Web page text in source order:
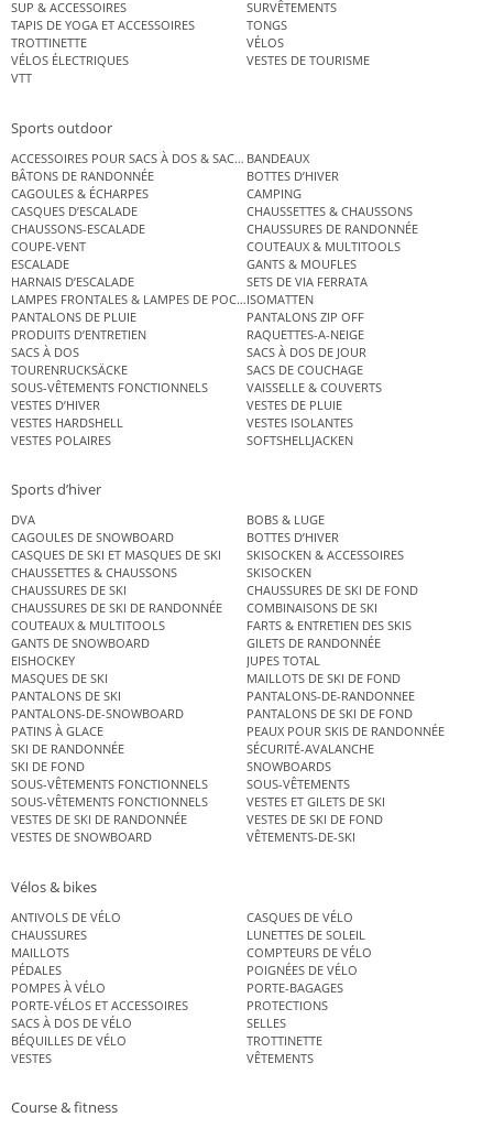
SUP & ACCESSOIRES
SURVÊTEMENTS
TAPIS DE YOGA ET ACCESSOIRES
TONGS
TROTTINETTE
VÉLOS
VÉLOS ÉLECTRIQUES
VESTES DE TOURISME
VTT
Sports outdoor
ACCESSOIRES POUR SACS À DOS & SACS ÉTANCHES
BANDEAUX
BÂTONS DE RANDONNÉE
BOTTES D’HIVER
CAGOULES & ÉCHARPES
CAMPING
CASQUES D’ESCALADE
CHAUSSETTES & CHAUSSONS
CHAUSSONS-ESCALADE
CHAUSSURES DE RANDONNÉE
COUPE-VENT
COUTEAUX & MULTITOOLS
ESCALADE
GANTS & MOUFLES
HARNAIS D’ESCALADE
SETS DE VIA FERRATA
LAMPES FRONTALES & LAMPES DE POCHEISOMATTEN
PANTALONS DE PLUIE
PANTALONS ZIP OFF
PRODUITS D’ENTRETIEN
RAQUETTES-A-NEIGE
SACS À DOS
SACS À DOS DE JOUR
TOURENRUCKSÄCKE
SACS DE COUCHAGE
SOUS-VÊTEMENTS FONCTIONNELS
VAISSELLE & COUVERTS
VESTES D’HIVER
VESTES DE PLUIE
VESTES HARDSHELL
VESTES ISOLANTES
VESTES POLAIRES
SOFTSHELLJACKEN
Sports d’hiver
DVA
BOBS & LUGE
CAGOULES DE SNOWBOARD
BOTTES D’HIVER
CASQUES DE SKI ET MASQUES DE SKI
SKISOCKEN & ACCESSOIRES
CHAUSSETTES & CHAUSSONS
SKISOCKEN
CHAUSSURES DE SKI
CHAUSSURES DE SKI DE FOND
CHAUSSURES DE SKI DE RANDONNÉE
COMBINAISONS DE SKI
COUTEAUX & MULTITOOLS
FARTS & ENTRETIEN DES SKIS
GANTS DE SNOWBOARD
GILETS DE RANDONNÉE
EISHOCKEY
JUPES TOTAL
MASQUES DE SKI
MAILLOTS DE SKI DE FOND
PANTALONS DE SKI
PANTALONS-DE-RANDONNEE
PANTALONS-DE-SNOWBOARD
PANTALONS DE SKI DE FOND
PATINS À GLACE
PEAUX POUR SKIS DE RANDONNÉE
SKI DE RANDONNÉE
SÉCURITÉ-AVALANCHE
SKI DE FOND
SNOWBOARDS
SOUS-VÊTEMENTS FONCTIONNELS
SOUS-VÊTEMENTS
SOUS-VÊTEMENTS FONCTIONNELS
VESTES ET GILETS DE SKI
VESTES DE SKI DE RANDONNÉE
VESTES DE SKI DE FOND
VESTES DE SNOWBOARD
VÊTEMENTS-DE-SKI
Vélos & bikes
ANTIVOLS DE VÉLO
CASQUES DE VÉLO
CHAUSSURES
LUNETTES DE SOLEIL
MAILLOTS
COMPTEURS DE VÉLO
PÉDALES
POIGNÉES DE VÉLO
POMPES À VÉLO
PORTE-BAGAGES
PORTE-VÉLOS ET ACCESSOIRES
PROTECTIONS
SACS À DOS DE VÉLO
SELLES
BÉQUILLES DE VÉLO
TROTTINETTE
VESTES
VÊTEMENTS
Course & fitness